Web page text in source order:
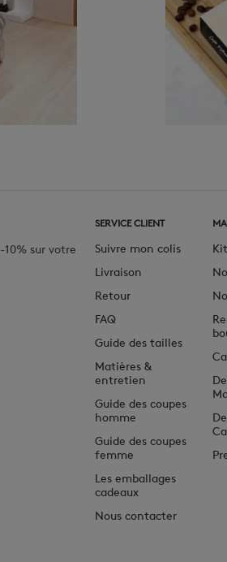
sur votre
SERVICE CLIENT
Suivre mon colis
Livraison
Retour
FAQ
Guide des tailles
Matières &
entretien
Guide des coupes
homme
Guide des coupes
femme
Les emballages
cadeaux
Nous contacter